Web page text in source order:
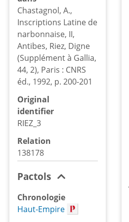
Chastagnol, A.,
Inscriptions Latine de
narbonnaise, II,
Antibes, Riez, Digne
(Supplément à Gallia,
44, 2), Paris : CNRS
éd., 1992, p. 200-201
Original
identifier
RIEZ_3
Relation
138178
Pactols
Chronologie
Haut-Empire